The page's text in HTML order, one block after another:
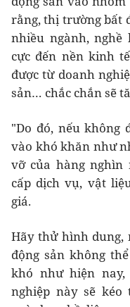
rằng, thị trường bất
nhiều ngành,
cực đến nền kinh
được từ doanh
sản… chắc chắn sẽ
"Do đó, nếu không
vào khó khăn như
vỡ của hàng nghìn
cấp dịch vụ, vật
giá.
Hãy thử hình dung,
động sản không
khó như hiện
nghiệp này sẽ